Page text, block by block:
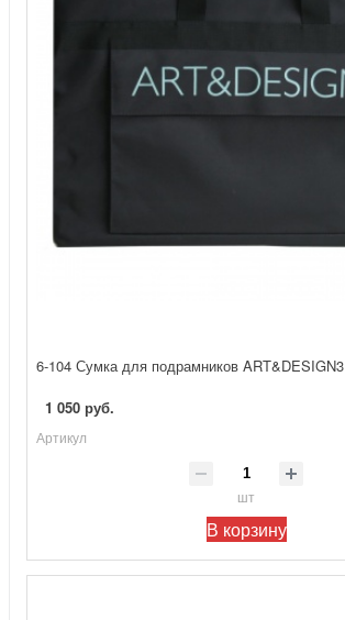
6-104 Сумка для подрамников ART&DESIGN3
1 050 руб.
Артикул
шт
В корзину